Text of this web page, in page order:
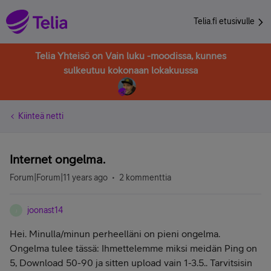
Telia.fi etusivulle
Telia Yhteisö on Vain luku -moodissa, kunnes
sulkeutuu kokonaan lokakuussa
Kiinteä netti
Internet ongelma.
Forum|Forum|11 years ago 2 kommenttia
joonast14
Hei. Minulla/minun perheelläni on pieni ongelma.
Ongelma tulee tässä: Ihmettelemme miksi meidän Ping on
5, Download 50-90 ja sitten upload vain 1-3.5.. Tarvitsisin